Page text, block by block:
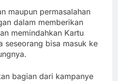
maupun permasalahan
dalam memberikan
memindahkan Kartu
seseorang bisa masuk ke
bagian dari kampanye